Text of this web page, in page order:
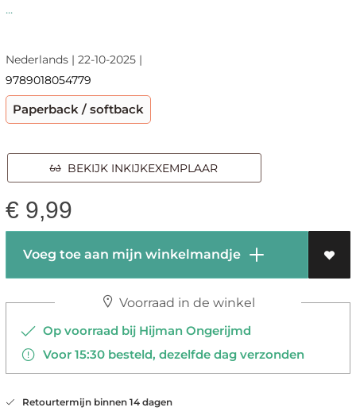
...
Nederlands | 22-10-2025 |
9789018054779
Paperback / softback
BEKIJK INKIJKEXEMPLAAR
€ 9,99
Voeg toe aan mijn winkelmandje
Voorraad in de winkel
Op voorraad bij Hijman Ongerijmd
Voor 15:30 besteld, dezelfde dag verzonden
Retourtermijn binnen 14 dagen